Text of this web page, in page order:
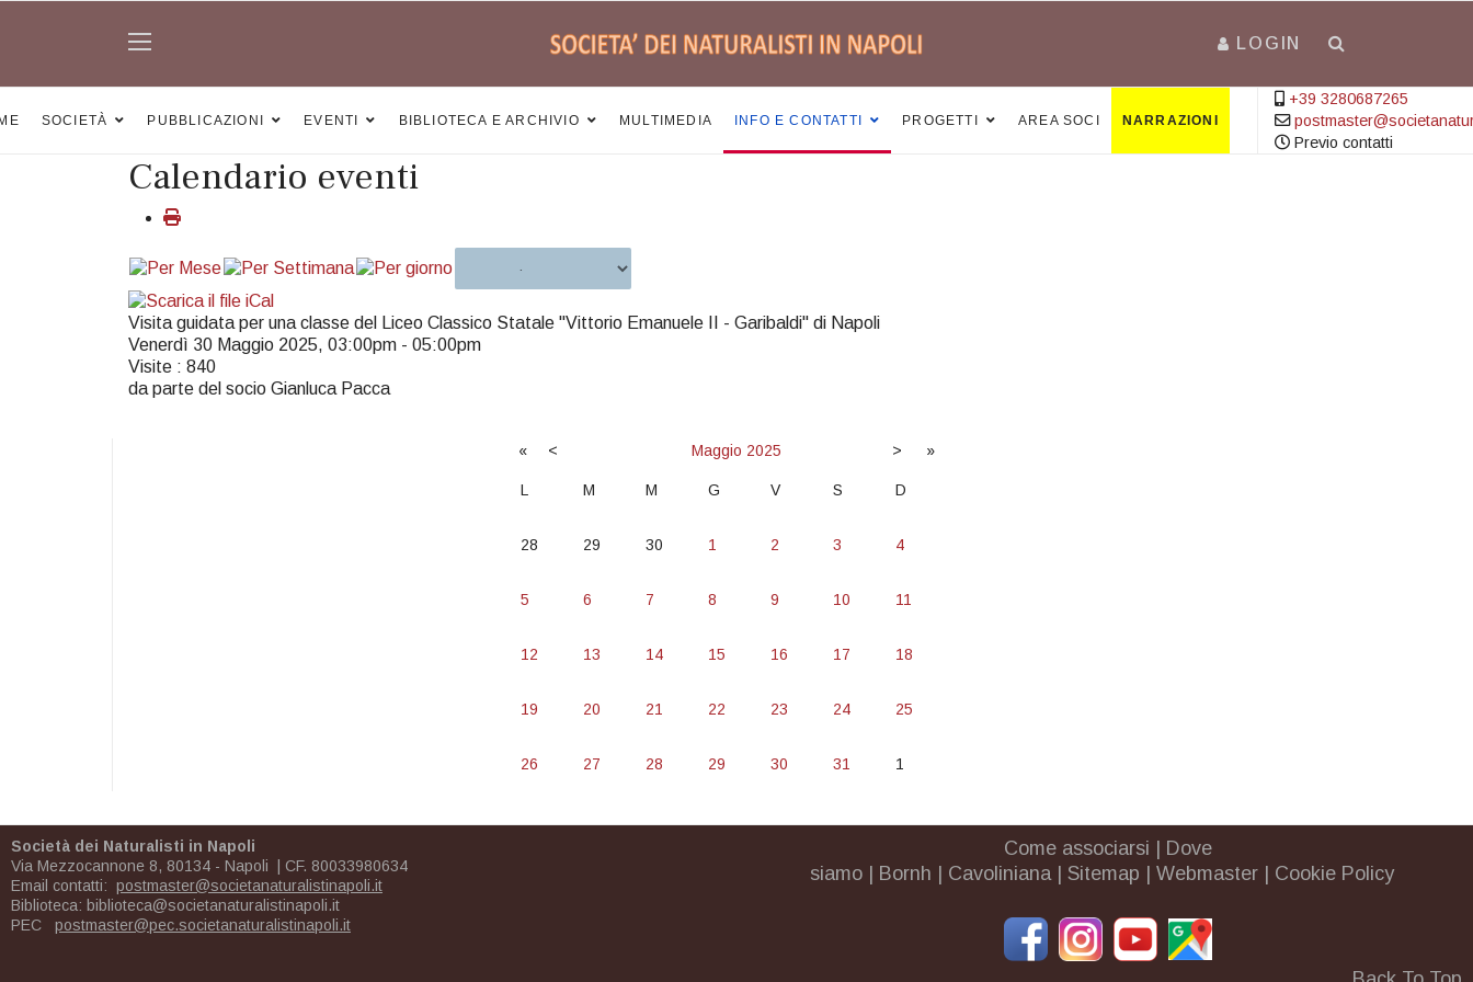
LOGIN
SOCIETÀ PUBBLICAZIONI EVENTI BIBLIOTECA E ARCHIVIO MULTIMEDIA INFO E CONTATTI PROGETTI AREA SOCI NARRAZIONI
+39 3280687265
Previo contatti
Calendario eventi
Visita guidata per una classe del Liceo Classico Statale "Vittorio Emanuele II - Garibaldi" di Napoli
Venerdì 30 Maggio 2025, 03:00pm - 05:00pm
Visite : 840
da parte del socio Gianluca Pacca
« < Maggio 2025 > »
L M M G V S D
28 29 30 1 2 3 4
5 6 7 8 9 10 11
12 13 14 15 16 17 18
19 20 21 22 23 24 25
26 27 28 29 30 31 1
Società dei Naturalisti in Napoli
Via Mezzocannone 8, 80134 - Napoli | CF. 80033980634
Email contatti: postmaster@societanaturalistinapoli.it
Biblioteca: biblioteca@societanaturalistinapoli.it
PEC
postmaster@pec.societanaturalistinapoli.it
Come associarsi
Dove
siamo
Bornh Cavoliniana| Sitemap Webmaster Cookie Policy